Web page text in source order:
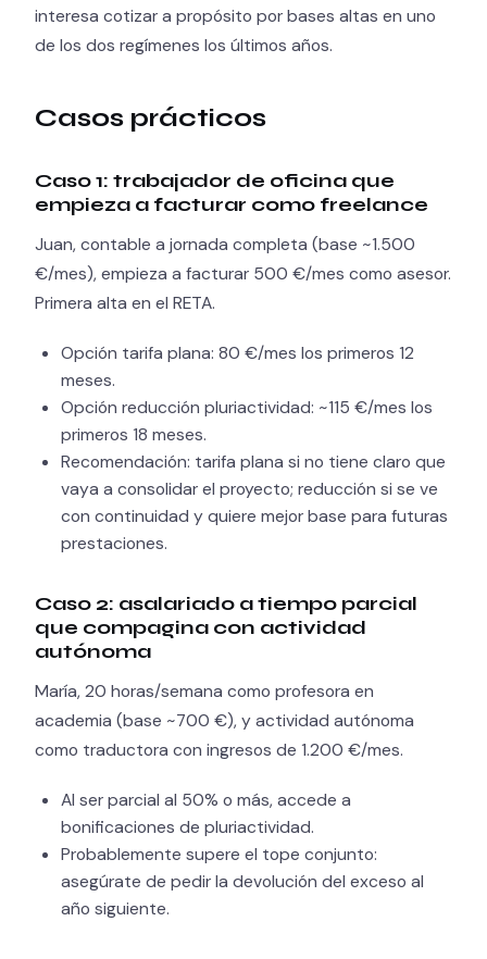
interesa cotizar a propósito por bases altas en uno
de los dos regímenes los últimos años.
Casos prácticos
Caso 1: trabajador de oficina que
empieza a facturar como freelance
Juan, contable a jornada completa (base ~1.500
€/mes), empieza a facturar 500 €/mes como asesor.
Primera alta en el RETA.
Opción tarifa plana: 80 €/mes los primeros 12
meses.
Opción reducción pluriactividad: ~115 €/mes los
primeros 18 meses.
Recomendación: tarifa plana si no tiene claro que
vaya a consolidar el proyecto; reducción si se ve
con continuidad y quiere mejor base para futuras
prestaciones.
Caso 2: asalariado a tiempo parcial
que compagina con actividad
autónoma
María, 20 horas/semana como profesora en
academia (base ~700 €), y actividad autónoma
como traductora con ingresos de 1.200 €/mes.
Al ser parcial al 50% o más, accede a
bonificaciones de pluriactividad.
Probablemente supere el tope conjunto:
asegúrate de pedir la devolución del exceso al
año siguiente.